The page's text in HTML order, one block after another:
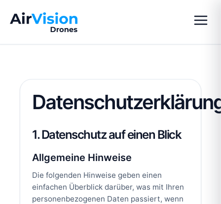
1. Datenschutz auf einen Blick
Allgemeine Hinweise
Die folgenden Hinweise geben einen
einfachen Überblick darüber, was mit Ihren
personenbezogenen Daten passiert, wenn